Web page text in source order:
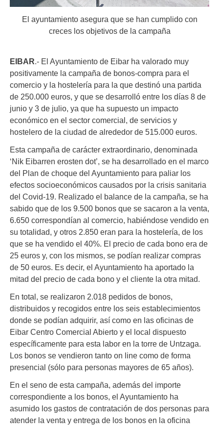
El ayuntamiento asegura que se han cumplido con
creces los objetivos de la campaña
EIBAR.- El Ayuntamiento de Eibar ha valorado muy
positivamente la campaña de bonos-compra para el
comercio y la hostelería para la que destinó una partida
de 250.000 euros, y que se desarrolló entre los días 8 de
junio y 3 de julio, ya que ha supuesto un impacto
económico en el sector comercial, de servicios y
hostelero de la ciudad de alrededor de 515.000 euros.
Esta campaña de carácter extraordinario, denominada
‘Nik Eibarren erosten dot’, se ha desarrollado en el marco
del Plan de choque del Ayuntamiento para paliar los
efectos socioeconómicos causados por la crisis sanitaria
del Covid-19. Realizado el balance de la campaña, se ha
sabido que de los 9.500 bonos que se sacaron a la venta,
6.650 correspondían al comercio, habiéndose vendido en
su totalidad, y otros 2.850 eran para la hostelería, de los
que se ha vendido el 40%. El precio de cada bono era de
25 euros y, con los mismos, se podían realizar compras
de 50 euros. Es decir, el Ayuntamiento ha aportado la
mitad del precio de cada bono y el cliente la otra mitad.
En total, se realizaron 2.018 pedidos de bonos,
distribuidos y recogidos entre los seis establecimientos
donde se podían adquirir, así como en las oficinas de
Eibar Centro Comercial Abierto y el local dispuesto
específicamente para esta labor en la torre de Untzaga.
Los bonos se vendieron tanto on line como de forma
presencial (sólo para personas mayores de 65 años).
En el seno de esta campaña, además del importe
correspondiente a los bonos, el Ayuntamiento ha
asumido los gastos de contratación de dos personas para
atender la venta y entrega de los bonos en la oficina